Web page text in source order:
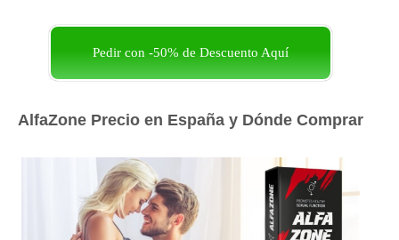
Pedir con -50% de Descuento Aquí
AlfaZone Precio en España y Dónde Comprar